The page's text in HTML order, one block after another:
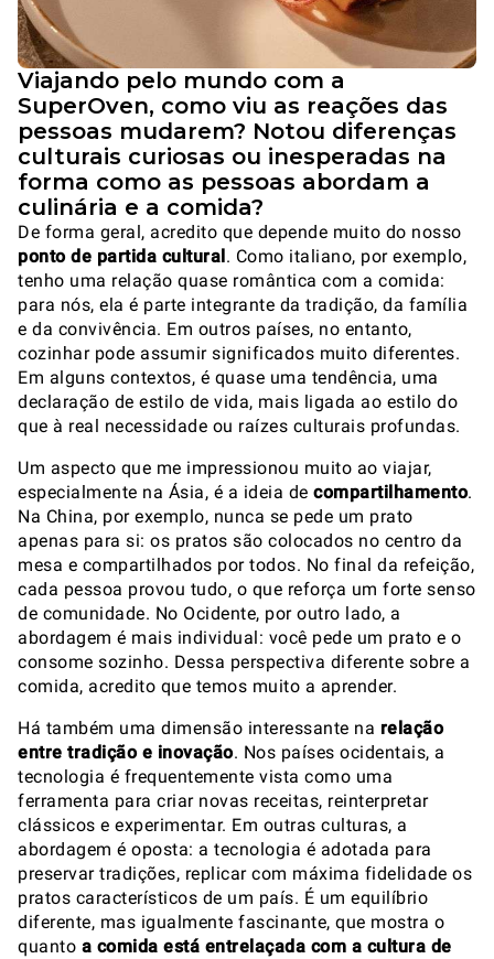
Viajando pelo mundo com a
SuperOven, como viu as reações das
pessoas mudarem? Notou diferenças
culturais curiosas ou inesperadas na
forma como as pessoas abordam a
culinária e a comida?
De forma geral, acredito que depende muito do nosso
ponto de partida cultural. Como italiano, por exemplo,
tenho uma relação quase romântica com a comida:
para nós, ela é parte integrante da tradição, da família
e da convivência. Em outros países, no entanto,
cozinhar pode assumir significados muito diferentes.
Em alguns contextos, é quase uma tendência, uma
declaração de estilo de vida, mais ligada ao estilo do
que à real necessidade ou raízes culturais profundas.
Um aspecto que me impressionou muito ao viajar,
especialmente na Ásia, é a ideia de compartilhamento.
Na China, por exemplo, nunca se pede um prato
apenas para si: os pratos são colocados no centro da
mesa e compartilhados por todos. No final da refeição,
cada pessoa provou tudo, o que reforça um forte senso
de comunidade. No Ocidente, por outro lado, a
abordagem é mais individual: você pede um prato e o
consome sozinho. Dessa perspectiva diferente sobre a
comida, acredito que temos muito a aprender.
Há também uma dimensão interessante na relação
entre tradição e inovação. Nos países ocidentais, a
tecnologia é frequentemente vista como uma
ferramenta para criar novas receitas, reinterpretar
clássicos e experimentar. Em outras culturas, a
abordagem é oposta: a tecnologia é adotada para
preservar tradições, replicar com máxima fidelidade os
pratos característicos de um país. É um equilíbrio
diferente, mas igualmente fascinante, que mostra o
quanto a comida está entrelaçada com a cultura de